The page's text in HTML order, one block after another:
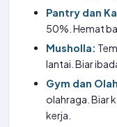
Pantry dan
50%. Hemat
Musholla:
lantai. Biar
Gym dan
olahraga. Biar
kerja.